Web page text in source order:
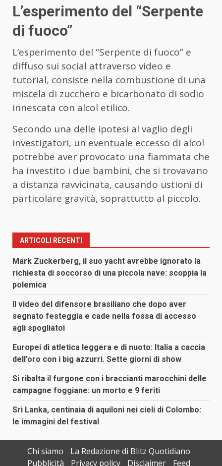
L’esperimento del “Serpente
di fuoco”
L’esperimento del “Serpente di fuoco” e
diffuso sui social attraverso video e
tutorial, consiste nella combustione di una
miscela di zucchero e bicarbonato di sodio
innescata con alcol etilico.
Secondo una delle ipotesi al vaglio degli
investigatori, un eventuale eccesso di alcol
potrebbe aver provocato una fiammata che
ha investito i due bambini, che si trovavano
a distanza ravvicinata, causando ustioni di
particolare gravità, soprattutto al piccolo.
ARTICOLI RECENTI
Mark Zuckerberg, il suo yacht avrebbe ignorato la
richiesta di soccorso di una piccola nave: scoppia la
polemica
Il video del difensore brasiliano che dopo aver
segnato festeggia e cade nella fossa di accesso
agli spogliatoi
Europei di atletica leggera e di nuoto: Italia a caccia
dell’oro con i big azzurri. Sette giorni di show
Si ribalta il furgone con i braccianti marocchini delle
campagne foggiane: un morto e 9 feriti
Sri Lanka, centinaia di aquiloni nei cieli di Colombo:
le immagini del festival
Chi siamo
La Redazione di Blitz Quotidiano
Pubblicità
Privacy policy Disclaimer Feed